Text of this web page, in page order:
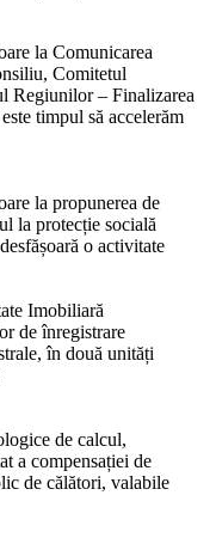
la Comunicarea
Comitetul
Regiunilor – Finalizarea
timpul să accelerăm
la propunerea de
la protecție socială
o activitate
Imobiliară
de înregistrare
în două unități
de calcul,
a compensației de
de călători, valabile